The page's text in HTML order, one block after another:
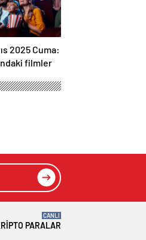
2025 Cuma:
filmler
PARALAR
CANLI